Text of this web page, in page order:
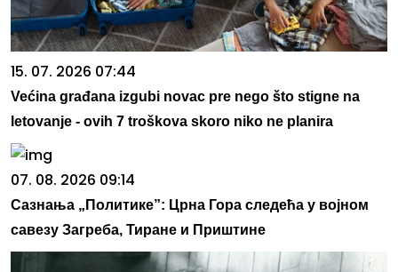
15. 07. 2026 07:44
Većina građana izgubi novac pre nego što stigne na
letovanje - ovih 7 troškova skoro niko ne planira
07. 08. 2026 09:14
Сазнања „Политике”: Црна Гора следећа у војном
савезу Загреба, Тиране и Приштине